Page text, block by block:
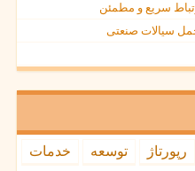
سریع و مطمئن
سیالات صنعتی
رپورتاژ توسعه
خدمات